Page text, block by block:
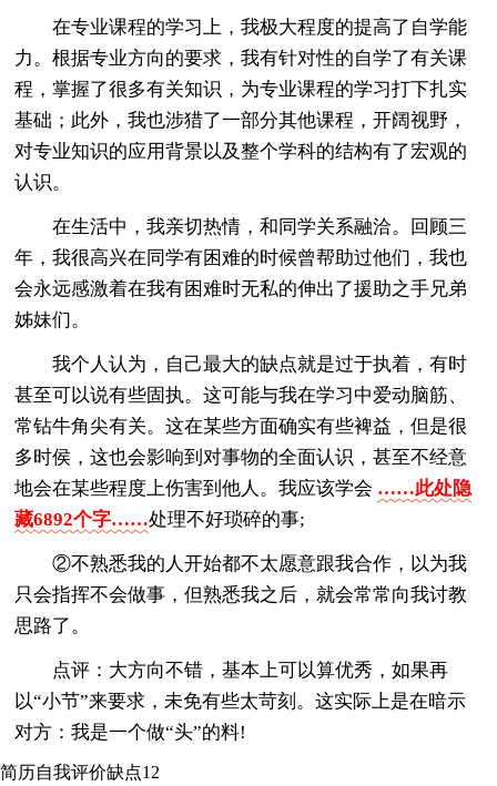
在专业课程的学习上，我极大程度的提高了自学能
力。根据专业方向的要求，我有针对性的自学了有关课
程，掌握了很多有关知识，为专业课程的学习打下扎实
基础；此外，我也涉猎了一部分其他课程，开阔视野，
对专业知识的应用背景以及整个学科的结构有了宏观的
认识。
在生活中，我亲切热情，和同学关系融洽。回顾三
年，我很高兴在同学有困难的时候曾帮助过他们，我也
会永远感激着在我有困难时无私的伸出了援助之手兄弟
姊妹们。
我个人认为，自己最大的缺点就是过于执着，有时
甚至可以说有些固执。这可能与我在学习中爱动脑筋、
常钻牛角尖有关。这在某些方面确实有些裨益，但是很
多时侯，这也会影响到对事物的全面认识，甚至不经意
地会在某些程度上伤害到他人。我应该学会 ……此处隐
藏6892个字……处理不好琐碎的事;
②不熟悉我的人开始都不太愿意跟我合作，以为我
只会指挥不会做事，但熟悉我之后，就会常常向我讨教
思路了。
点评：大方向不错，基本上可以算优秀，如果再
以“小节”来要求，未免有些太苛刻。这实际上是在暗示
对方：我是一个做“头”的料!
简历自我评价缺点12